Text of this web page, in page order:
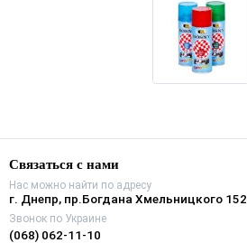
Связаться с нами
Нас можно найти по адресу
г. Днепр, пр.Богдана Хмельницкого 152
Звонок по Украине
(068) 062-11-10